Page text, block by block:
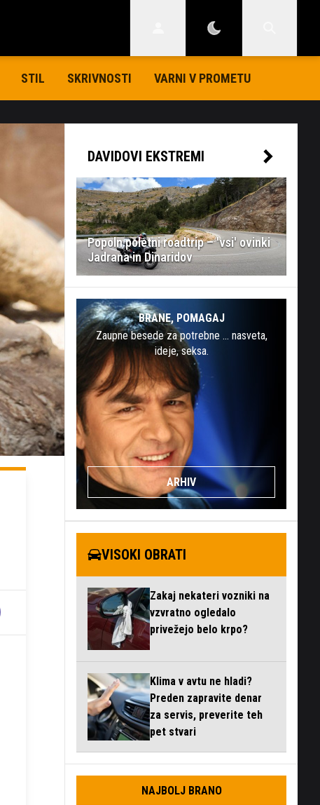
STIL SKRIVNOSTI VARNI V PROMETU
DAVIDOVI EKSTREMI
Popoln poletni roadtrip – 'vsi' ovinki
Jadrana in Dinaridov
BRANE, POMAGAJ
Zaupne besede za potrebne … nasveta,
ideje, seksa.
ARHIV
VISOKI OBRATI
Zakaj nekateri vozniki na
vzvratno ogledalo
privežejo belo krpo?
Klima v avtu ne hladi?
Preden zapravite denar
za servis, preverite teh
pet stvari
NAJBOLJ BRANO